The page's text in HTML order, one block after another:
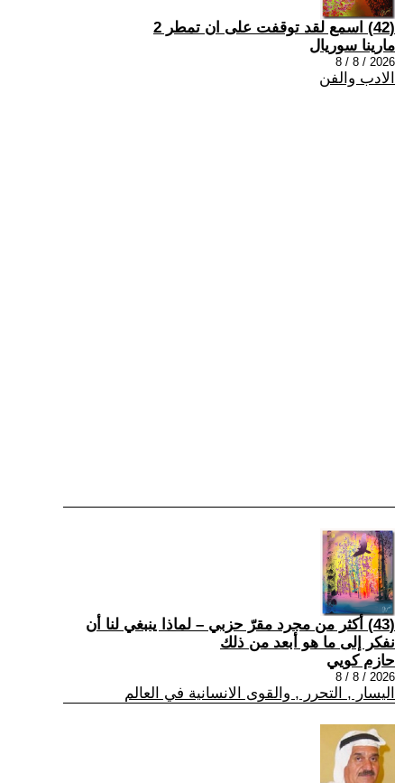
(42) اسمع لقد توقفت على ان تمطر 2
مارينا سوريال
2026 / 8 / 8
الادب والفن
(43) أكثر من مجرد مقرّ حزبي – لماذا ينبغي لنا أن
نفكر إلى ما هو أبعد من ذلك
حازم كويي
2026 / 8 / 8
اليسار , التحرر , والقوى الانسانية في العالم